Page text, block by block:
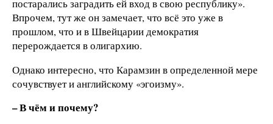
постарались заградить ей вход в свою республику».
Впрочем, тут же он замечает, что всё это уже в
прошлом, что и в Швейцарии демократия
перерождается в олигархию.
Однако интересно, что Карамзин в определенной мере
сочувствует и английскому «эгоизму».
– В чём и почему?